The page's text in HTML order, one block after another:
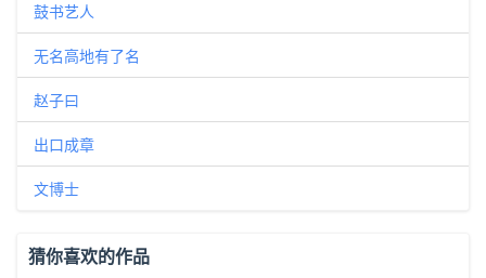
鼓书艺人
无名高地有了名
赵子曰
出口成章
文博士
猜你喜欢的作品